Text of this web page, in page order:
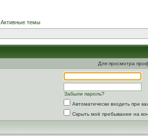
Активные темы
Для просмотра
Забыли пароль?
Автоматически входить при
Скрыть моё пребывание на